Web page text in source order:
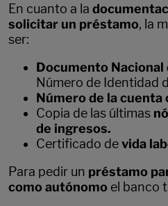
En cuanto a la
solicitar un préstamo, la
ser:
Documento Nacional
Número de Identidad
Número de la
Copia de las últimas
de ingresos.
Certificado devida
Para pedir un préstamo
como autónomo el banco